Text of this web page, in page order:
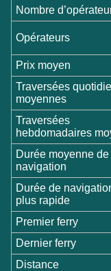
Nombre
Opérateurs
Prix moyen
Traversées
moyennes
Traversées
hebdomadaires
Durée moyenne de
navigation
Durée de
plus rapide
Premier ferry
Dernier ferry
Distance